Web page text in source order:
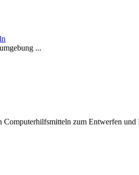
...
zum Entwerfen